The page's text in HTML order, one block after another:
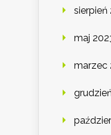
sierpień
maj
marzec